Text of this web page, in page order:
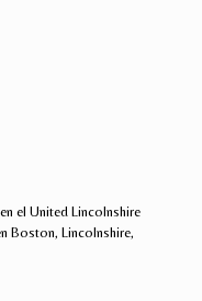
el United Lincolnshire
Boston, Lincolnshire,